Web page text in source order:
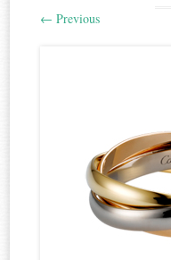
← Previous